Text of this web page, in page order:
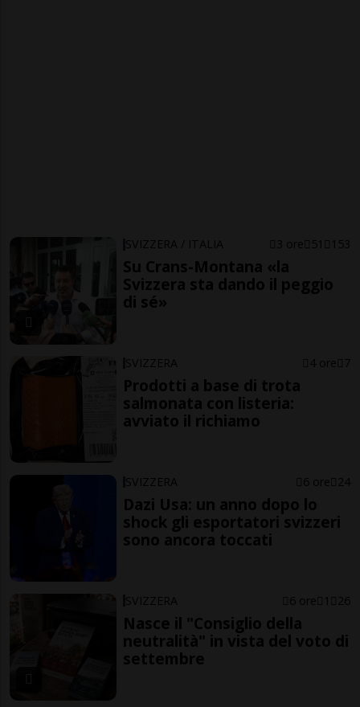
SVIZZERA / ITALIA 3 ore 51 153
Su Crans-Montana «la
Svizzera sta dando il peggio
di sé»
SVIZZERA 4 ore 7
Prodotti a base di trota
salmonata con listeria:
avviato il richiamo
SVIZZERA 6 ore 24
Dazi Usa: un anno dopo lo
shock gli esportatori svizzeri
sono ancora toccati
SVIZZERA 6 ore 1 26
Nasce il "Consiglio della
neutralità" in vista del voto di
settembre